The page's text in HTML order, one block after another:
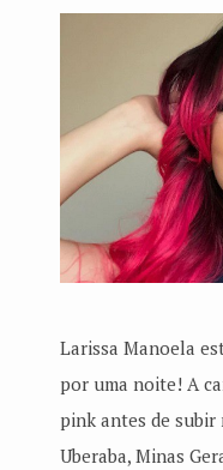
Larissa Manoela
por uma noite! A
pink antes de subir
Uberaba, Minas